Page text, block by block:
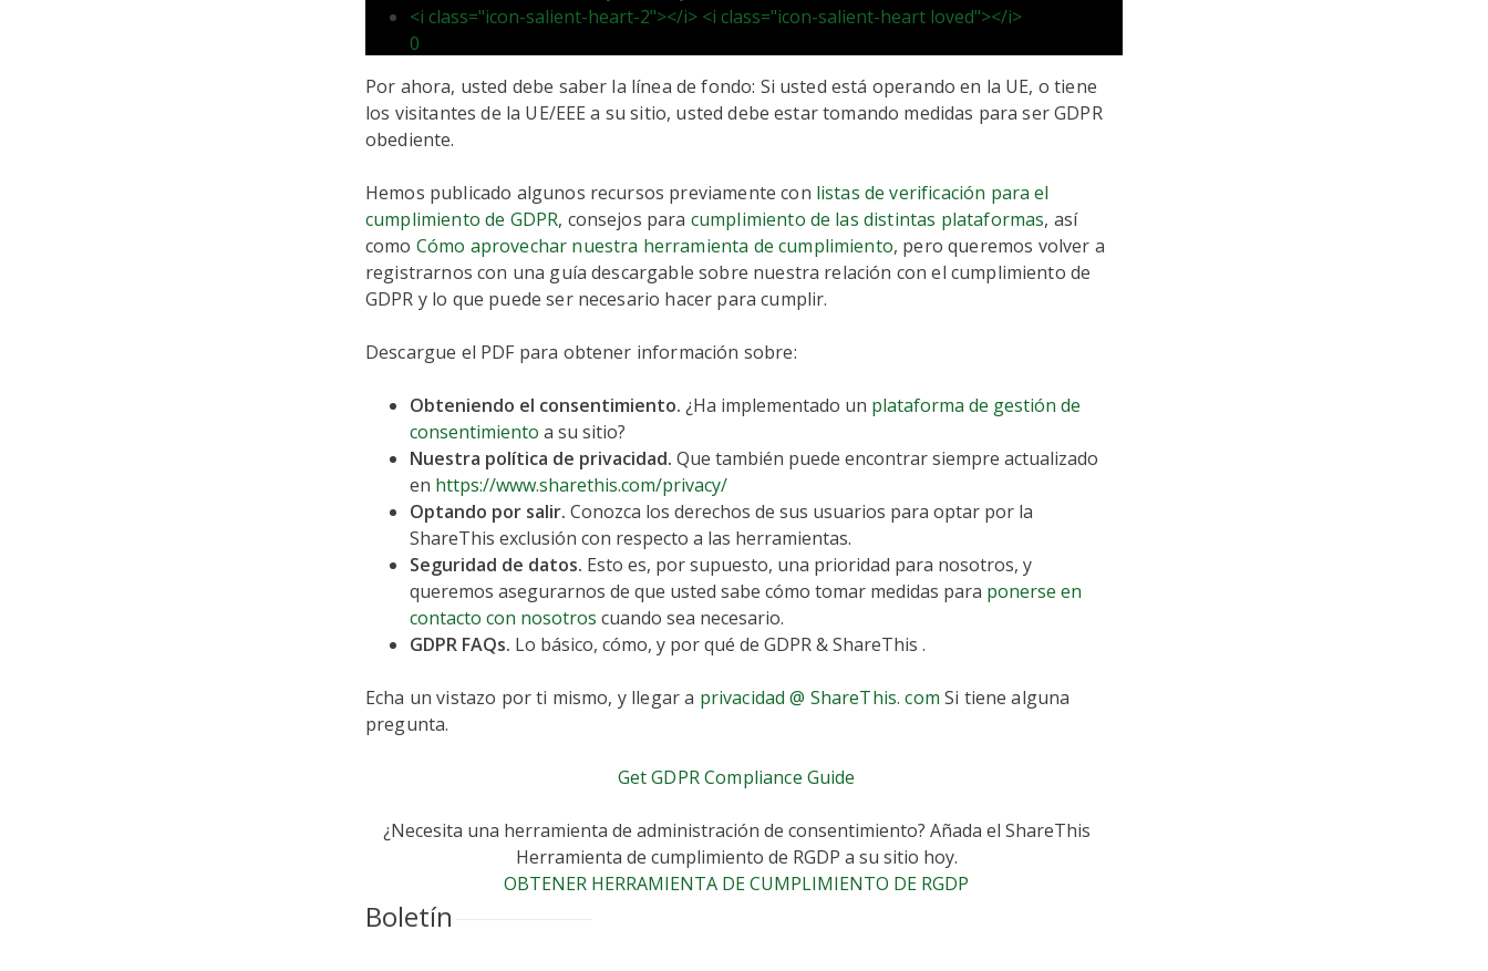
<i class="icon-salient-heart-2"></i> <i class="icon-salient-heart loved"></i>
0
Por ahora, usted debe saber la línea de fondo: Si usted está operando en la UE, o tiene
los visitantes de la UE/EEE a su sitio, usted debe estar tomando medidas para ser GDPR
obediente.
Hemos publicado algunos recursos previamente con listas de verificación para el
cumplimiento de GDPR, consejos para cumplimiento de las distintas plataformas, así
como Cómo aprovechar nuestra herramienta de cumplimiento, pero queremos volver a
registrarnos con una guía descargable sobre nuestra relación con el cumplimiento de
GDPR y lo que puede ser necesario hacer para cumplir.
Descargue el PDF para obtener información sobre:
Obteniendo el consentimiento. ¿Ha implementado un plataforma de gestión de
consentimiento a su sitio?
Nuestra política de privacidad. Que también puede encontrar siempre actualizado
en https://www.sharethis.com/privacy/
Optando por salir. Conozca los derechos de sus usuarios para optar por la
ShareThis exclusión con respecto a las herramientas.
Seguridad de datos. Esto es, por supuesto, una prioridad para nosotros, y
queremos asegurarnos de que usted sabe cómo tomar medidas para ponerse en
contacto con nosotros cuando sea necesario.
GDPR FAQs. Lo básico, cómo, y por qué de GDPR & ShareThis .
Echa un vistazo por ti mismo, y llegar a privacidad @ ShareThis. com Si tiene alguna
pregunta.
Get GDPR Compliance Guide
¿Necesita una herramienta de administración de consentimiento? Añada el ShareThis
Herramienta de cumplimiento de RGDP a su sitio hoy.
OBTENER HERRAMIENTA DE CUMPLIMIENTO DE RGDP
Boletín